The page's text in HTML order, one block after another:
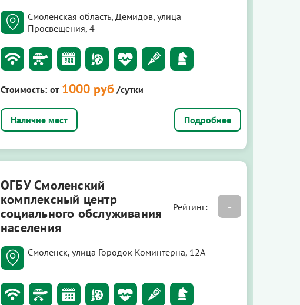
Смоленская область, Демидов, улица
Просвещения, 4
Стоимость: от 1000 руб /сутки
Подробнее
ОГБУ Смоленский
комплексный центр
социального обслуживания
населения
Рейтинг: -
Смоленск, улица Городок Коминтерна, 12А